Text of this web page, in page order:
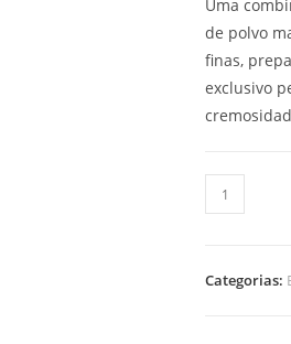
Uma
de polvo
finas,
exclusivo
Polvo
a
Marinado
Categorias: